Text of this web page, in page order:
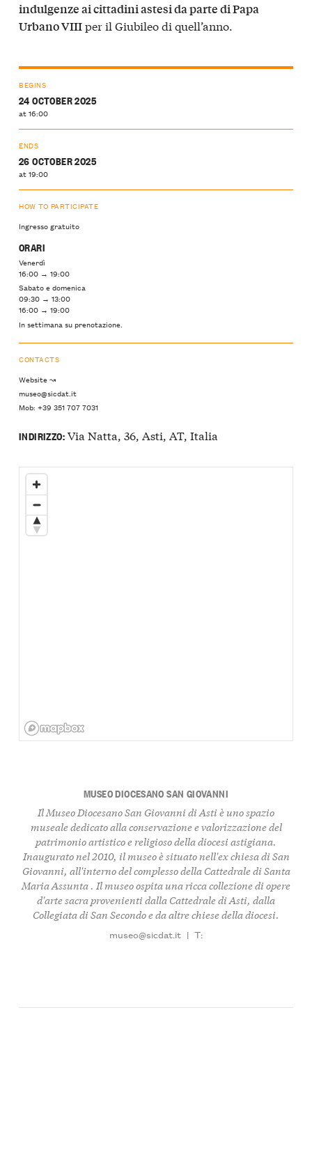
indulgenze ai cittadini astesi da parte di Papa
Urbano VIIIper il Giubileo di quell’anno.
BEGINS
24 OCTOBER 2025
at 16:00
ENDS
26 OCTOBER 2025
at 19:00
HOW TO PARTICIPATE
Ingresso gratuito
ORARI
Venerdì
16:00 → 19:00
Sabato e domenica
09:30 → 13:00
16:00 → 19:00
In settimana su prenotazione.
CONTACTS
Website ↝
museo@sicdat.it
Mob: +39 351 707 7031
INDIRIZZO:Via Natta, 36, Asti, AT, Italia
MUSEO DIOCESANO SAN GIOVANNI
Il Museo Diocesano San Giovanni di Asti è uno spazio
museale dedicato alla conservazione e valorizzazione del
patrimonio artistico e religioso della diocesi astigiana.
Inaugurato nel 2010, il museo è situato nell'ex chiesa di San
Giovanni, all'interno del complesso della Cattedrale di Santa
Maria Assunta . Il museo ospita una ricca collezione di opere
d'arte sacra provenienti dalla Cattedrale di Asti, dalla
Collegiata di San Secondo e da altre chiese della diocesi.
museo@sicdat.it | T: